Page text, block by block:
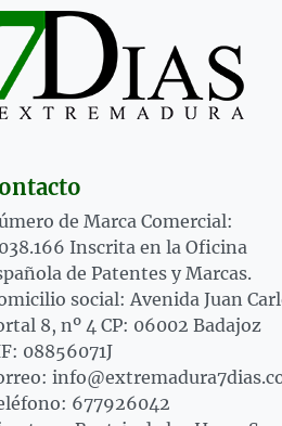
de Marca Comercial:
Inscrita en la Oficina
de Patentes y Marcas.
social: Avenida Juan
8, nº 4 CP: 06002 Badajoz
08856071J
677926042